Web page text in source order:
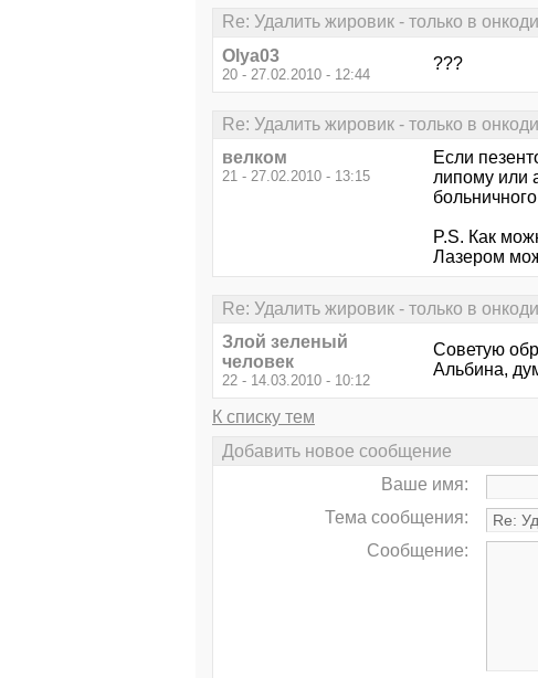
Re: Удалить жировик - только в
Olya03
20 - 27.02.2010 - 12:44
???
Re: Удалить жировик - только в
велком
21 - 27.02.2010 - 13:15
Если
липому или
P.S. Как
Лазером
Re: Удалить жировик - только в
Злой зеленый
человек
22 - 14.03.2010 - 10:12
Советую
Альбина,
К списку тем
Добавить новое сообщение
Ваше имя:
Тема сообщения:
Сообщение: